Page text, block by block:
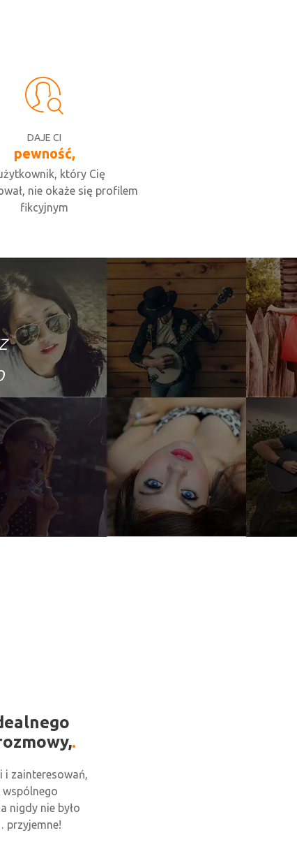
DAJE CI
pewność,
który Cię
nie okaże się profilem
fikcyjnym
i zainteresowań,
wspólnego
nigdy nie było
przyjemne!